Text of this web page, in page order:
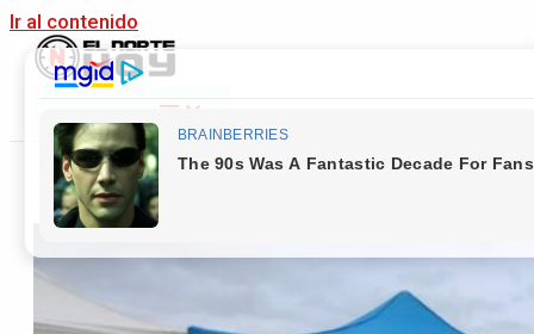
Ir al contenido
Main Menu